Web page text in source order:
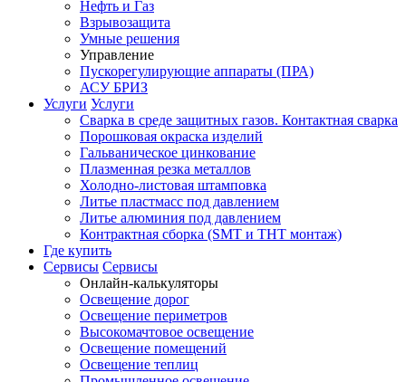
Нефть и Газ
Взрывозащита
Умные решения
Управление
Пускорегулирующие аппараты (ПРА)
АСУ БРИЗ
Услуги Услуги
Сварка в среде защитных газов. Контактная сварка
Порошковая окраска изделий
Гальваническое цинкование
Плазменная резка металлов
Холодно-листовая штамповка
Литье пластмасс под давлением
Литье алюминия под давлением
Контрактная сборка (SMT и THT монтаж)
Где купить
Сервисы Сервисы
Онлайн-калькуляторы
Освещение дорог
Освещение периметров
Высокомачтовое освещение
Освещение помещений
Освещение теплиц